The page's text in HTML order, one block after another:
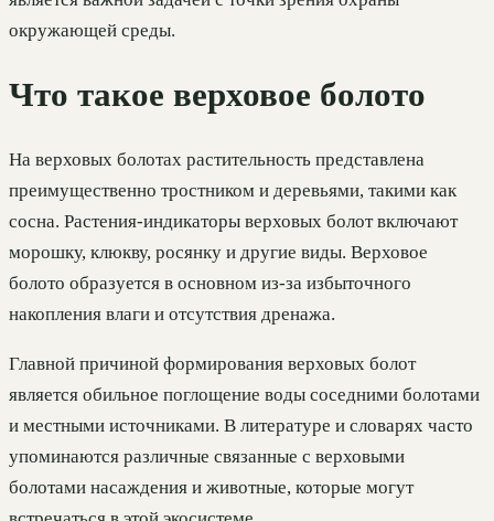
окружающей среды.
Что такое верховое болото
На верховых болотах растительность представлена
преимущественно тростником и деревьями, такими как
сосна. Растения-индикаторы верховых болот включают
морошку, клюкву, росянку и другие виды. Верховое
болото образуется в основном из-за избыточного
накопления влаги и отсутствия дренажа.
Главной причиной формирования верховых болот
является обильное поглощение воды соседними болотами
и местными источниками. В литературе и словарях часто
упоминаются различные связанные с верховыми
болотами насаждения и животные, которые могут